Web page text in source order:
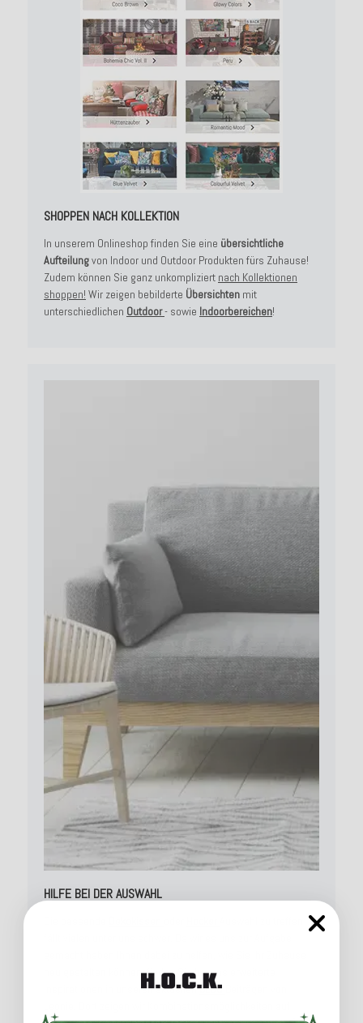
SHOPPEN NACH KOLLEKTION
In unserem Onlineshop finden Sie eine übersichtliche
Aufteilungvon Indoor und Outdoor Produkten fürs Zuhause!
Zudem können Sie ganz unkompliziert nach Kollektionen
shoppen! Wir zeigen bebilderte Übersichten mit
unterschiedlichen Outdoor- sowie Indoorbereichen!
HILFE BEI DER AUSWAHL
neu gestalten können, finden Sie bei uns erweiterte
Inspirationen in unseren aktuellenBLOG